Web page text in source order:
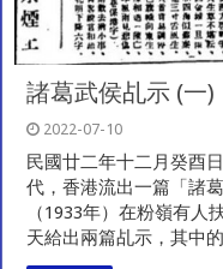
諸葛武侯乩示 (一)
2022-07-10
民國廿二年十二月癸酉
代，香港流出一篇「諸
（1933年）在粉嶺有
天給出兩篇乩示，其中